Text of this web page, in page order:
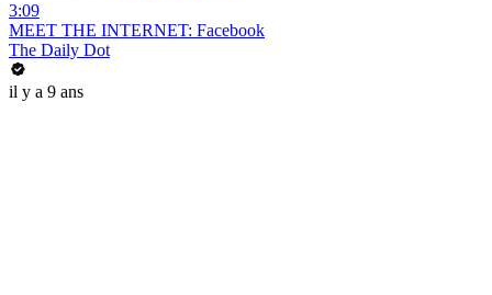
3:09
MEET THE INTERNET: Facebook
The Daily Dot
il y a 9 ans